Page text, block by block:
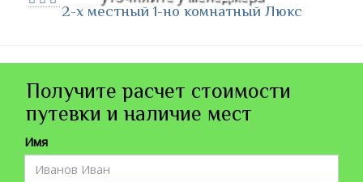
2-х местный 1-но комнатный Люкс
Получите расчет стоимости
путевки и наличие мест
Имя